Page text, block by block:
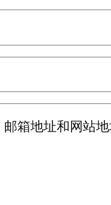
箱地址和网站地